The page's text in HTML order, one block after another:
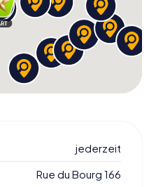
jederzeit
Rue du Bourg 166